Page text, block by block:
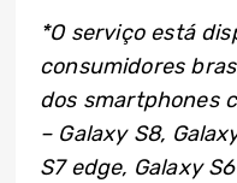
*O serviço está
consumidores
dos smartphones
– Galaxy S8,
S7 edge, Galaxy